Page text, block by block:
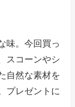
味。今回買っ
スコーンやシ
自然な素材を
プレゼントに